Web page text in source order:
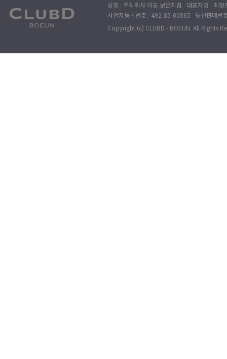
상호 : 주식회사 이도 보은지점 대표자명 : 최
사업자등록번호 : 492-85-00865 통신판매
Copyright (c) CLUBD - BOEUN. All Rights